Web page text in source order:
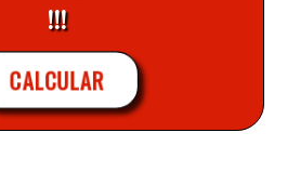
!!!
CALCULAR